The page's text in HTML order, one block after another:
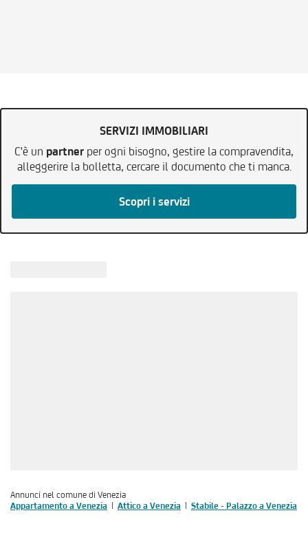
SERVIZI IMMOBILIARI
C'è un partner per ogni bisogno, gestire la compravendita,
alleggerire la bolletta, cercare il documento che ti manca.
Scopri i servizi
Annunci nel comune di Venezia
Appartamento a Venezia
Attico a Venezia Stabile - Palazzo a Venezia